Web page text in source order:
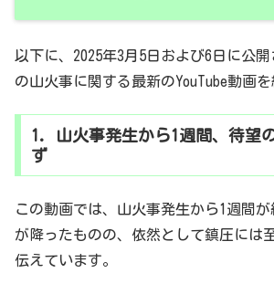
以下に、2025年3月5日および6日に公
の山火事に関する最新のYouTube動画を
1. 山火事発生から1週間、待望
ず
この動画では、山火事発生から1週間
が降ったものの、依然として鎮圧には
伝えています。